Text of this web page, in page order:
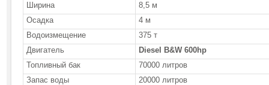
Ширина
8,5 м
Осадка
4 м
Водоизмещение
375 т
Двигатель
Diesel B&W 600hp
Топливный бак
70000 литров
Запас воды
20000 литров